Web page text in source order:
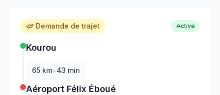
Demande de trajet Active
Kourou
65 km•43 min
Aéroport Félix Éboué